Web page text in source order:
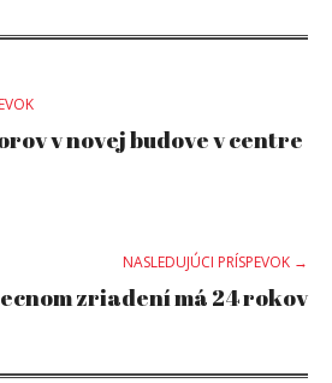
v novej budove v centre
NASLEDUJÚCI PRÍSPEVOK →
zriadení má 24 rokov